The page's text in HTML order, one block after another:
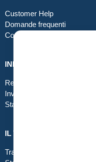
Customer Help
Domande frequenti
Contatti
INFO GRAFICA
Realizzare file corretti
Inviare file grafici
Stampa in tessuto
IL TUO ORDINE
Traccia la tua spedizione